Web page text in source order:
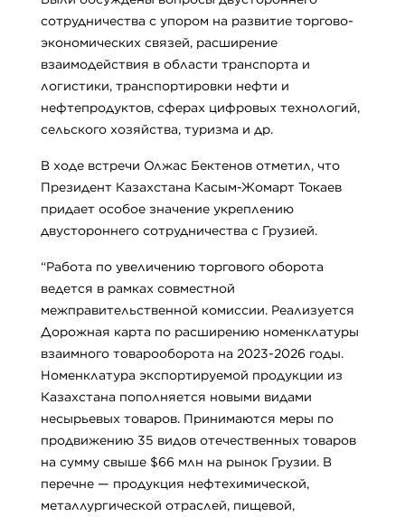
сотрудничества с упором на развитие торгово-
экономических связей, расширение
взаимодействия в области транспорта и
логистики, транспортировки нефти и
нефтепродуктов, сферах цифровых технологий,
сельского хозяйства, туризма и др.
В ходе встречи Олжас Бектенов отметил, что
Президент Казахстана Касым-Жомарт Токаев
придает особое значение укреплению
двустороннего сотрудничества с Грузией.
“Работа по увеличению торгового оборота
ведется в рамках совместной
межправительственной комиссии. Реализуется
Дорожная карта по расширению номенклатуры
взаимного товарооборота на 2023-2026 годы.
Номенклатура экспортируемой продукции из
Казахстана пополняется новыми видами
несырьевых товаров. Принимаются меры по
продвижению 35 видов отечественных товаров
на сумму свыше $66 млн на рынок Грузии. В
перечне — продукция нефтехимической,
металлургической отраслей, пищевой,